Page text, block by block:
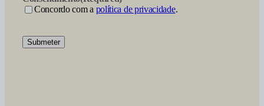
Concordo com a política de privacidade.
Submeter